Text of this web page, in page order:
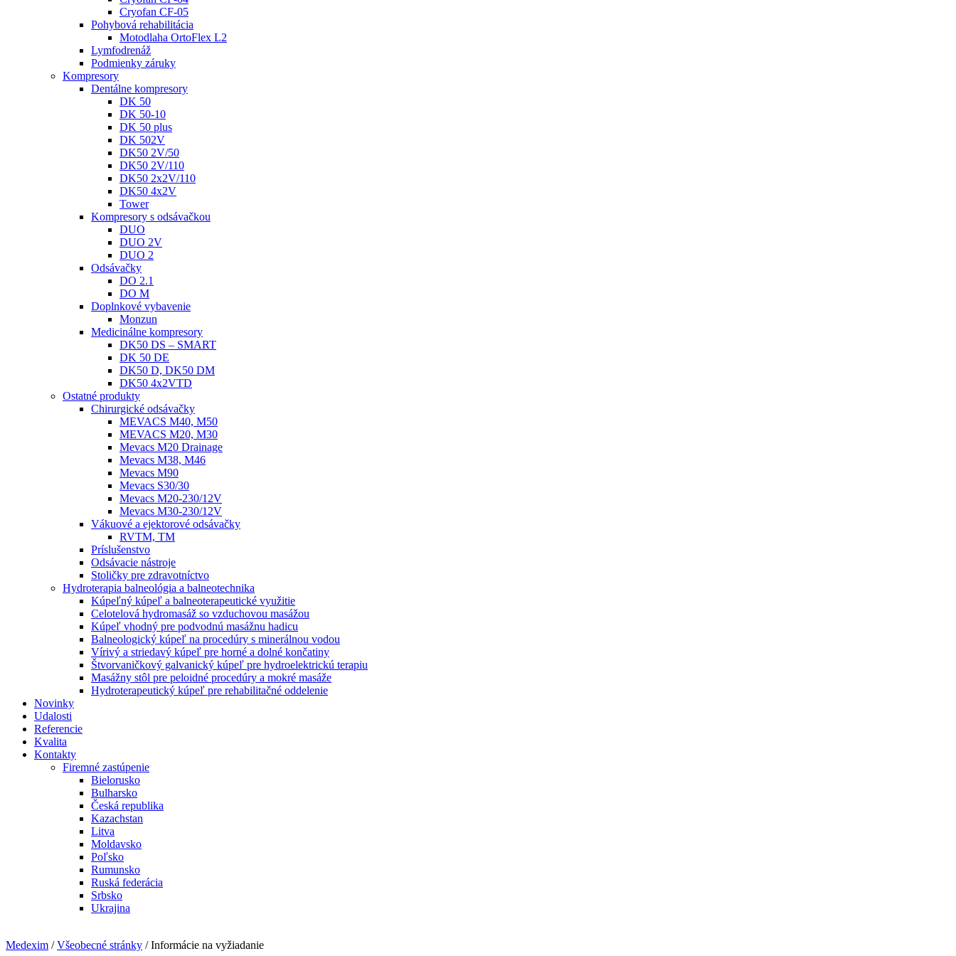
Cryofan CF-05
Pohybová rehabilitácia
Motodlaha OrtoFlex L2
Lymfodrenáž
Podmienky záruky
Kompresory
Dentálne kompresory
DK 50
DK 50-10
DK 50 plus
DK 502V
DK50 2V/50
DK50 2V/110
DK50 2x2V/110
DK50 4x2V
Tower
Kompresory s odsávačkou
DUO
DUO 2V
DUO 2
Odsávačky
DO 2.1
DO M
Doplnkové vybavenie
Monzun
Medicinálne kompresory
DK50 DS – SMART
DK 50 DE
DK50 D, DK50 DM
DK50 4x2VTD
Ostatné produkty
Chirurgické odsávačky
MEVACS M40, M50
MEVACS M20, M30
Mevacs M20 Drainage
Mevacs M38, M46
Mevacs M90
Mevacs S30/30
Mevacs M20-230/12V
Mevacs M30-230/12V
Vákuové a ejektorové odsávačky
RVTM, TM
Príslušenstvo
Odsávacie nástroje
Stoličky pre zdravotníctvo
Hydroterapia balneológia a balneotechnika
Kúpeľný kúpeľ a balneoterapeutické využitie
Celotelová hydromasáž so vzduchovou masážou
Kúpeľ vhodný pre podvodnú masážnu hadicu
Balneologický kúpeľ na procedúry s minerálnou vodou
Vírivý a striedavý kúpeľ pre horné a dolné končatiny
Štvorvaničkový galvanický kúpeľ pre hydroelektrickú terapiu
Masážny stôl pre peloidné procedúry a mokré masáže
Hydroterapeutický kúpeľ pre rehabilitačné oddelenie
Novinky
Udalosti
Referencie
Kvalita
Kontakty
Firemné zastúpenie
Bielorusko
Bulharsko
Česká republika
Kazachstan
Litva
Moldavsko
Poľsko
Rumunsko
Ruská federácia
Srbsko
Ukrajina
Medexim /Všeobecné stránky / Informácie na vyžiadanie